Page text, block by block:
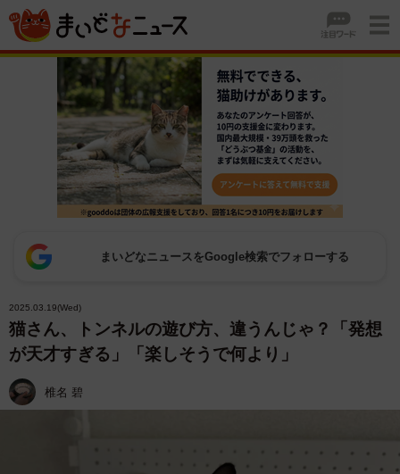
まいどなニュースをGoogle検索でフォローする
2025.03.19(Wed)
猫さん、トンネルの遊び方、違うんじゃ？「発想
が天才すぎる」「楽しそうで何より」
椎名 碧